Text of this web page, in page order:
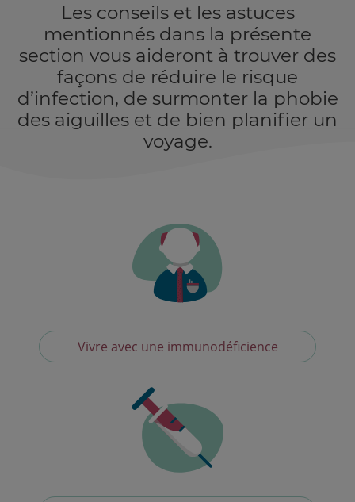
Les conseils et les astuces
mentionnés dans la présente
section vous aideront à trouver des
façons de réduire le risque
d’infection, de surmonter la phobie
des aiguilles et de bien planifier un
voyage.
Vivre avec une immunodéficience